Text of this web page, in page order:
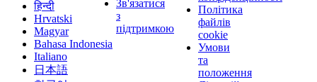
हिन्दी
Hrvatski
Magyar
Bahasa Indonesia
Italiano
日本語
Зв'язатися
з
підтримкою
Політика
файлів
cookie
Умови
та
положення